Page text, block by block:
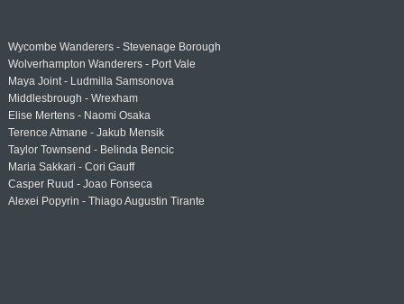
Wycombe Wanderers - Stevenage Borough
Wolverhampton Wanderers - Port Vale
Maya Joint - Ludmilla Samsonova
Middlesbrough - Wrexham
Elise Mertens - Naomi Osaka
Terence Atmane - Jakub Mensik
Taylor Townsend - Belinda Bencic
Maria Sakkari - Cori Gauff
Casper Ruud - Joao Fonseca
Alexei Popyrin - Thiago Augustin Tirante